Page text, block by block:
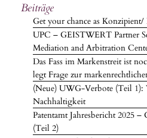
Beiträge
Get your chance as Konzipient/
UPC – GEISTWERT Partner
Mediation and Arbitration
Das Fass im Markenstreit ist
legt Frage zur
(Neue) UWG-Verbote (Teil
Nachhaltigkeit
Patentamt Jahresbericht 2025
(Teil 2)